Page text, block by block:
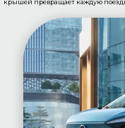
крышей превращает каждую